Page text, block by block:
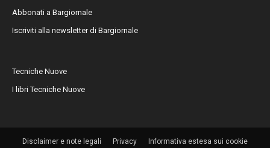
Abbonati a Bargiornale
Iscriviti alla newsletter di Bargiornale
Tecniche Nuove
I libri Tecniche Nuove
Disclaimer e note legali Privacy Informativa estesa sui cookie